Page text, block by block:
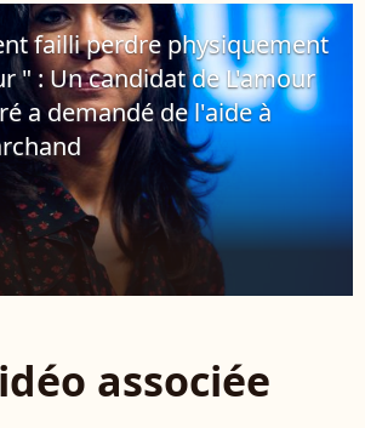
failli perdre physiquement
" : Un candidat de L'amour
a demandé de l'aide à
associée